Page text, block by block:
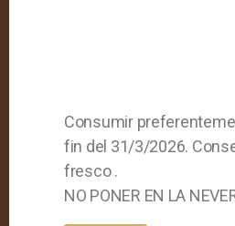
Consumir
fin del 31/3/2026.
fresco .
NO PONER EN LA